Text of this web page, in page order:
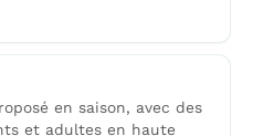
en saison, avec des
et adultes en haute